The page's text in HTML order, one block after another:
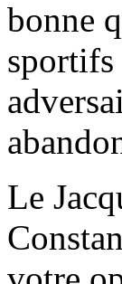
bonne
sportifs
Le